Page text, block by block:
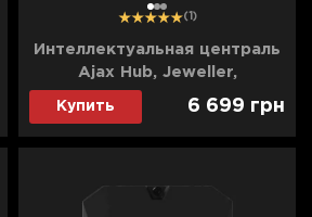
12 3 (1)
Интеллектуальная централь
Ajax Hub, Jeweller,
беспроводная (White)
Купить 6 699 грн